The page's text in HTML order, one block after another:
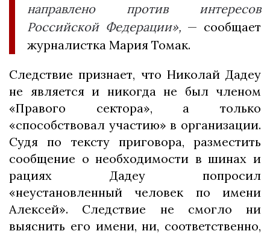
направлено против интересов
Российской Федерации», — сообщает
журналистка Мария Томак.
Следствие признает, что Николай Дадеу
не является и никогда не был членом
«Правого сектора», а только
«способствовал участию» в организации.
Судя по тексту приговора, разместить
сообщение о необходимости в шинах и
рациях Дадеу попросил
«неустановленный человек по имени
Алексей». Следствие не смогло ни
выяснить его имени, ни, соответственно,